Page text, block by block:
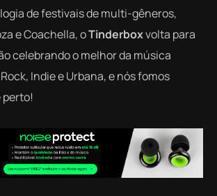
de festivais de multi-gêneros,
e Coachella, oTinderboxvolta para
celebrando o melhor da música
Indie e Urbana, e nós fomos